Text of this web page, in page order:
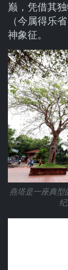
巅，凭借其
（今属得乐
神象征。
燕塔是一座典型